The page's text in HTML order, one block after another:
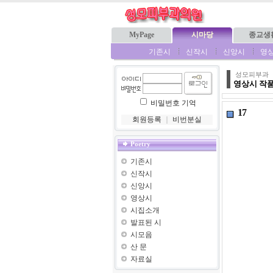
MyPage 시마당
종교생
기존시
신작시 신앙시 영
비밀번호 기억
회원등록
비번분실
Poetry
기존시
신작시
신앙시
영상시
시집소개
발표된 시
시모음
산 문
자료실
성모피부과
영상시 작
17